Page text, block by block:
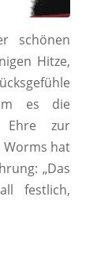
schönen
Hitze,
es die
zur
Worms hat
„Das
festlich,